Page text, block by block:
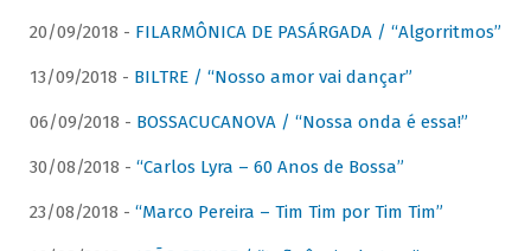
20/09/2018 - FILARMÔNICA DE PASÁRGADA / “Algorritmos”
13/09/2018 - BILTRE / “Nosso amor vai dançar”
06/09/2018 - BOSSACUCANOVA / “Nossa onda é essa!”
30/08/2018 - “Carlos Lyra – 60 Anos de Bossa”
23/08/2018 - “Marco Pereira – Tim Tim por Tim Tim”